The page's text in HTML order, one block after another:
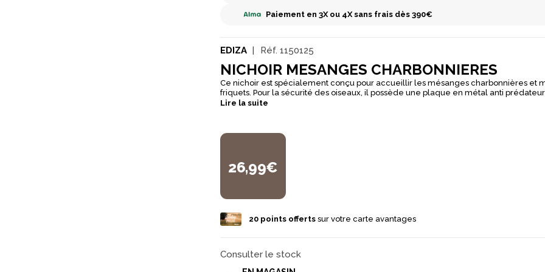
Paiement en 3X ou 4X sans frais dès 390€
EDIZA Réf. 1150125
NICHOIR MESANGES CHARBONNIERES
Ce nichoir est spécialement conçu pour accueillir les mésanges charbonnières et
friquets. Pour la sécurité des oiseaux, il possède une plaque en métal anti
intérieure anti patte de chat. Ce nichoir permet de protéger les mésanges et aide à lutter de
toute sécurité et à l’abri des prédateurs.
Lire la suite
26,99€
20 points offerts sur votre carte avantages
Consulter le stock